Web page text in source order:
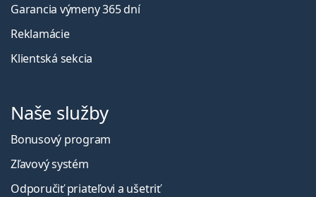
Garancia výmeny 365 dní
Reklamácie
Klientská sekcia
Naše služby
Bonusový program
Zľavový systém
Odporučiť priateľovi a ušetriť